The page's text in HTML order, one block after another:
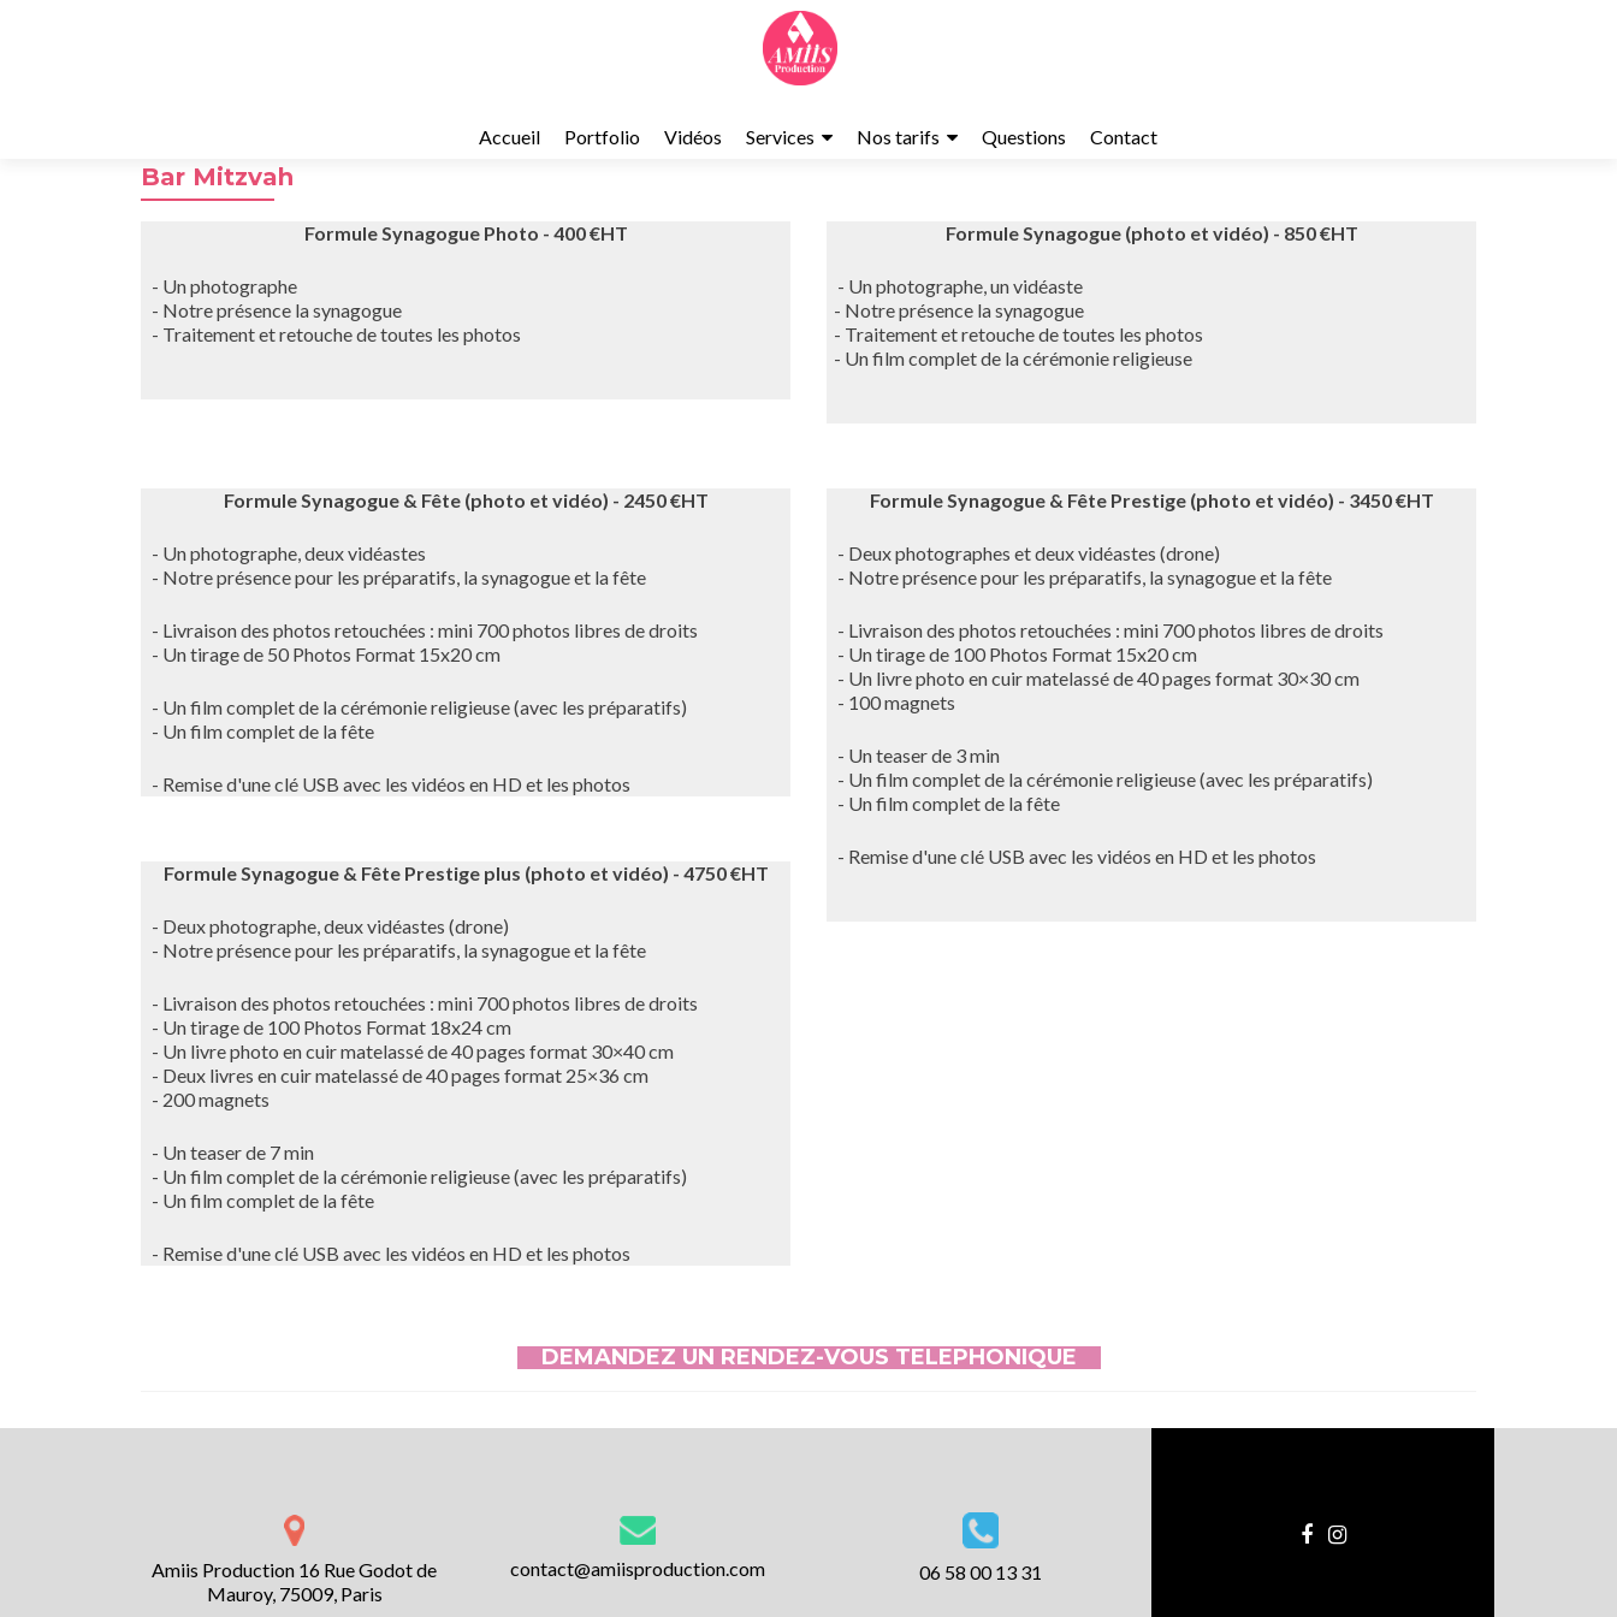
Accueil Portfolio Vidéos Services Nos tarifs Questions Contact
Bar Mitzvah
Formule Synagogue Photo - 400 €HT
- Un photographe
- Notre présence la synagogue
- Traitement et retouche de toutes les photos
Formule Synagogue (photo et vidéo) - 850 €HT
- Un photographe, un vidéaste
- Notre présence la synagogue
- Traitement et retouche de toutes les photos
- Un film complet de la cérémonie religieuse
Formule Synagogue & Fête (photo et vidéo) - 2450 €HT
- Un photographe, deux vidéastes
- Notre présence pour les préparatifs, la synagogue et la fête
- Livraison des photos retouchées : mini 700 photos libres de droits
- Un tirage de 50 Photos Format 15x20 cm
- Un film complet de la cérémonie religieuse (avec les préparatifs)
- Un film complet de la fête
- Remise d'une clé USB avec les vidéos en HD et les photos
Formule Synagogue & Fête Prestige plus (photo et vidéo) - 4750 €HT
- Deux photographe, deux vidéastes (drone)
- Notre présence pour les préparatifs, la synagogue et la fête
- Livraison des photos retouchées : mini 700 photos libres de droits
- Un tirage de 100 Photos Format 18x24 cm
- Un livre photo en cuir matelassé de 40 pages format 30×40 cm
- Deux livres en cuir matelassé de 40 pages format 25×36 cm
- 200 magnets
- Un teaser de 7 min
- Un film complet de la cérémonie religieuse (avec les préparatifs)
- Un film complet de la fête
- Remise d'une clé USB avec les vidéos en HD et les photos
Formule Synagogue & Fête Prestige (photo et vidéo) - 3450 €HT
- Deux photographes et deux vidéastes (drone)
- Notre présence pour les préparatifs, la synagogue et la fête
- Livraison des photos retouchées : mini 700 photos libres de droits
- Un tirage de 100 Photos Format 15x20 cm
- Un livre photo en cuir matelassé de 40 pages format 30×30 cm
- 100 magnets
- Un teaser de 3 min
- Un film complet de la cérémonie religieuse (avec les préparatifs)
- Un film complet de la fête
- Remise d'une clé USB avec les vidéos en HD et les photos
DEMANDEZ UN RENDEZ-VOUS TELEPHONIQUE
Amiis Production 16 Rue Godot de
Mauroy, 75009, Paris
contact@amiisproduction.com 06 58 00 13 31